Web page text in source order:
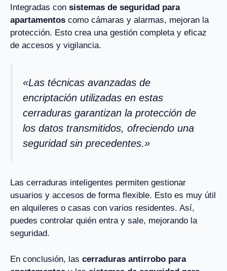
Integradas con sistemas de seguridad para
apartamentos como cámaras y alarmas, mejoran la
protección. Esto crea una gestión completa y eficaz
de accesos y vigilancia.
«Las técnicas avanzadas de
encriptación utilizadas en estas
cerraduras garantizan la protección de
los datos transmitidos, ofreciendo una
seguridad sin precedentes.»
Las cerraduras inteligentes permiten gestionar
usuarios y accesos de forma flexible. Esto es muy útil
en alquileres o casas con varios residentes. Así,
puedes controlar quién entra y sale, mejorando la
seguridad.
En conclusión, las cerraduras antirrobo para